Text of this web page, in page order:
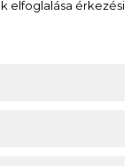
elfoglalása érkezési